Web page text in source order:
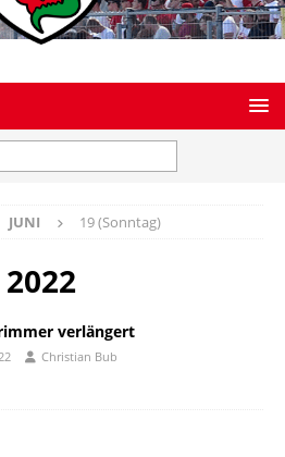
JUNI 19 (Sonntag)
verlängert
Christian Bub